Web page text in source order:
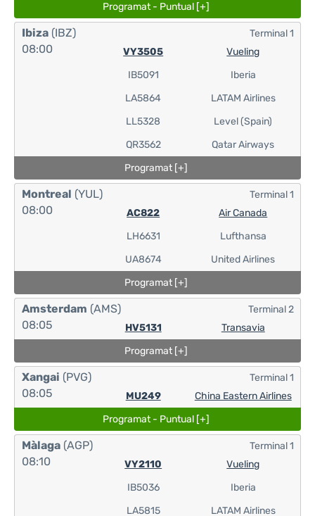
Programat - Puntual [+]
Ibiza (IBZ)
08:00
VY3505
IB5091
LA5864
LL5328
QR3562
Vueling
Iberia
LATAM Airlines
Level (Spain)
Qatar Airways
Terminal 1
Programat [+]
Montreal (YUL)
08:00
AC822
LH6631
UA8674
Air Canada
Lufthansa
United Airlines
Terminal 1
Programat [+]
Amsterdam (AMS)
08:05
HV5131 Transavia
Terminal 2
Programat [+]
Xangai (PVG)
08:05
MU249 China Eastern Airlines
Terminal 1
Programat - Puntual [+]
Màlaga (AGP)
08:10
VY2110
IB5036
LA5815
Vueling
Iberia
LATAM Airlines
Terminal 1